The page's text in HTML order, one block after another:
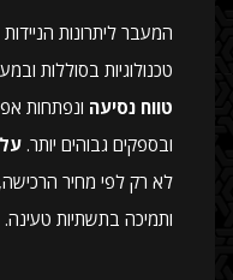
המעבר ליתרונות
טכנולוגיות בסוללות
טווח נסיעה ונפתחות
ובספקים גבוהים יותר.
לא רק לפי מחיר
ותמיכה בתשתיות טעינה.